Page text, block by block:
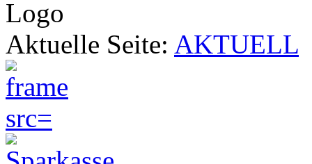
Aktuelle Seite: AKTUELL